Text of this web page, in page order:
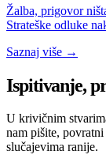
Žalba, prigovor
Strateške odluke
Saznaj više →
Ispitivanje,
U krivičnim
nam pišite,
slučajevima ranije.